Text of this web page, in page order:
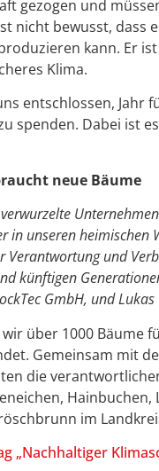
gezogen und
nicht bewusst, dass
kann. Er
Klima.
entschlossen, Jahr
spenden. Dabei ist
neue Bäume
in unseren
Verantwortung und
künftigen
GmbH, und
über 1000 Bäume
Gemeinsam mit
die
im
„Nachhaltiger